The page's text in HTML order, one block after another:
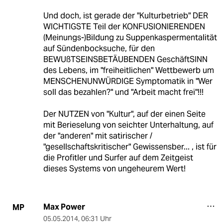
Und doch, ist gerade der "Kulturbetrieb" DER
WICHTIGSTE Teil der KONFUSIONIERENDEN
(Meinungs-)Bildung zu Suppenkaspermentalität
auf Sündenbocksuche, für den
BEWUßTSEINSBETÄUBENDEN GeschäftSINN
des Lebens, im "freiheitlichen" Wettbewerb um
MENSCHENUNWÜRDIGE Symptomatik in "Wer
soll das bezahlen?" und "Arbeit macht frei"!!!
Der NUTZEN von "Kultur", auf der einen Seite
mit Berieselung von seichter Unterhaltung, auf
der "anderen" mit satirischer /
"gesellschaftskritischer" Gewissensber... , ist für
die Profitler und Surfer auf dem Zeitgeist
dieses Systems von ungeheurem Wert!
MP Max Power
05.05.2014, 06:31 Uhr